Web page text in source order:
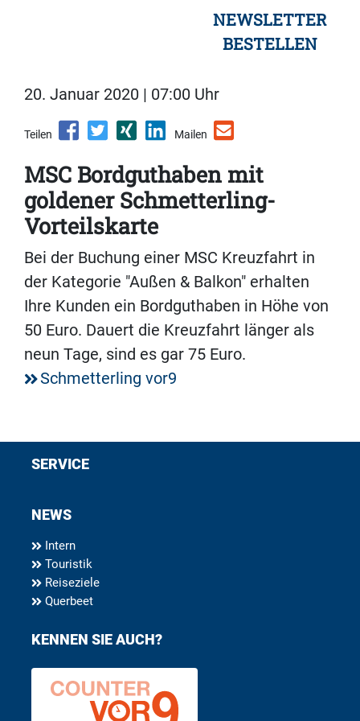
NEWSLETTER
BESTELLEN
20. Januar 2020 | 07:00 Uhr
Teilen Mailen
MSC Bordguthaben mit
goldener Schmetterling-
Vorteilskarte
Bei der Buchung einer MSC Kreuzfahrt in
der Kategorie "Außen & Balkon" erhalten
Ihre Kunden ein Bordguthaben in Höhe von
50 Euro. Dauert die Kreuzfahrt länger als
neun Tage, sind es gar 75 Euro.
Schmetterling vor9
SERVICE
NEWS
Intern
Touristik
Reiseziele
Querbeet
KENNEN SIE AUCH?